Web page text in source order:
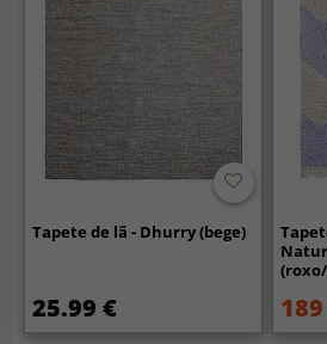
Tapete de lã - Dhurry (bege)
25.99 €